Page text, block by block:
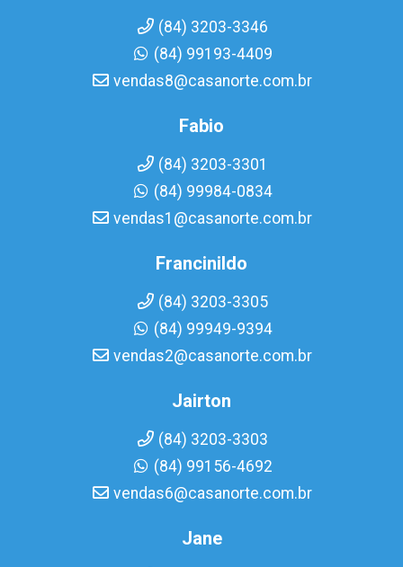
(84) 3203-3346
(84) 99193-4409
vendas8@casanorte.com.br
Fabio
(84) 3203-3301
(84) 99984-0834
vendas1@casanorte.com.br
Francinildo
(84) 3203-3305
(84) 99949-9394
vendas2@casanorte.com.br
Jairton
(84) 3203-3303
(84) 99156-4692
vendas6@casanorte.com.br
Jane